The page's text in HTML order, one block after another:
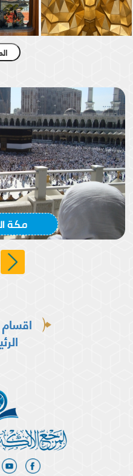
جنّةُ الجَوادَين
مكة